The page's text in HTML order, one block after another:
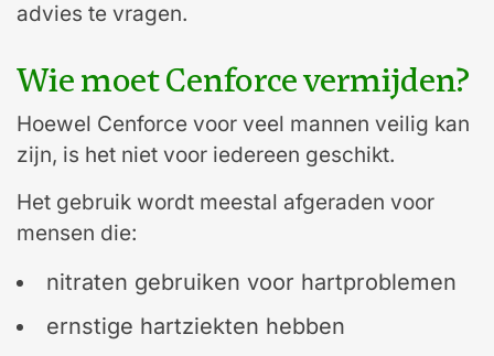
advies te vragen.
Wie moet Cenforce vermijden?
Hoewel Cenforce voor veel mannen veilig kan
zijn, is het niet voor iedereen geschikt.
Het gebruik wordt meestal afgeraden voor
mensen die:
nitraten gebruiken voor hartproblemen
ernstige hartziekten hebben